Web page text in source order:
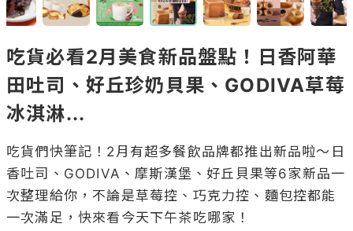
吃貨必看2月美食新品盤點！日香阿華
田吐司、好丘珍奶貝果、GODIVA草莓
冰淇淋...
吃貨們快筆記！2月有超多餐飲品牌都推出新品啦～日
香吐司、GODIVA、摩斯漢堡、好丘貝果等6家新品一
次整理給你，不論是草莓控、巧克力控、麵包控都能
一次滿足，快來看今天下午茶吃哪家！